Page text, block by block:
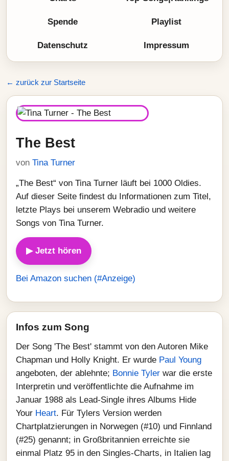
Spende Playlist
Datenschutz Impressum
← zurück zur Startseite
The Best
von Tina Turner
„The Best“ von Tina Turner läuft bei 1000 Oldies.
Auf dieser Seite findest du Informationen zum Titel,
letzte Plays bei unserem Webradio und weitere
Songs von Tina Turner.
▶ Jetzt hören
Bei Amazon suchen (#Anzeige)
Infos zum Song
Der Song 'The Best' stammt von den Autoren Mike
Chapman und Holly Knight. Er wurde Paul Young
angeboten, der ablehnte; Bonnie Tyler war die erste
Interpretin und veröffentlichte die Aufnahme im
Januar 1988 als Lead‑Single ihres Albums Hide
Your Heart. Für Tylers Version werden
Chartplatzierungen in Norwegen (#10) und Finnland
(#25) genannt; in Großbritannien erreichte sie
einmal Platz 95 in den Singles‑Charts, in Italien lag